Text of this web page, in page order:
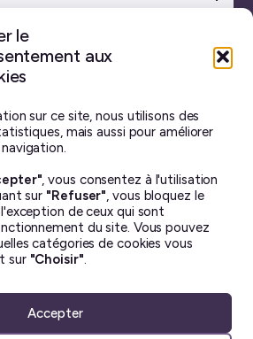
le
aux
sur ce site, nous utilisons des
mais aussi pour améliorer
, vous consentez à l'utilisation
sur "Refuser", vous bloquez le
de ceux qui sont
du site. Vous pouvez
catégories de cookies vous
sur "Choisir".
Accepter
WordPress ♥et beaucoup de café.
générative.J’ai pris toutes les
chaque billet est écrit à la main.
Commons BY-NC-ND 4.0.
être altéré ou reproduit à des fins
souhaitez utiliser une de mes photos
uniquement – merci de me
avant ☺︎